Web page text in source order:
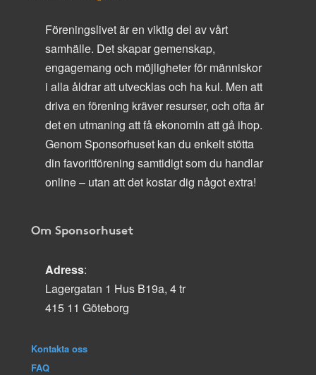
Föreningslivet är en viktig del av vårt
samhälle. Det skapar gemenskap,
engagemang och möjligheter för människor
i alla åldrar att utvecklas och ha kul. Men att
driva en förening kräver resurser, och ofta är
det en utmaning att få ekonomin att gå ihop.
Genom Sponsorhuset kan du enkelt stötta
din favoritförening samtidigt som du handlar
online – utan att det kostar dig något extra!
Om Sponsorhuset
Adress:
Lagergatan 1 Hus B19a, 4 tr
415 11 Göteborg
Kontakta oss
FAQ